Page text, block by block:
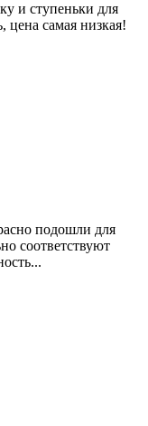
и ступеньки для
самая низкая!
подошли для
соответствуют